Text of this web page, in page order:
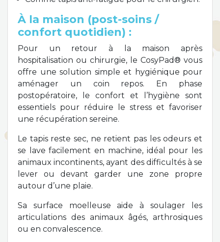
À la maison (post-soins /
confort quotidien) :
Pour un retour à la maison après
hospitalisation ou chirurgie, le CosyPad® vous
offre une solution simple et hygiénique pour
aménager un coin repos. En phase
postopératoire, le confort et l’hygiène sont
essentiels pour réduire le stress et favoriser
une récupération sereine.
Le tapis reste sec, ne retient pas les odeurs et
se lave facilement en machine, idéal pour les
animaux incontinents, ayant des difficultés à se
lever ou devant garder une zone propre
autour d’une plaie.
Sa surface moelleuse aide à soulager les
articulations des animaux âgés, arthrosiques
ou en convalescence.